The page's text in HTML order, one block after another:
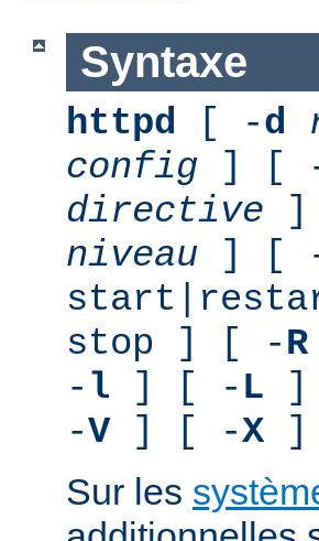
Syntaxe
httpd [ -d
config ] [
directive ]
niveau ] [
stop ] [ -R
- l ] [ - L ]
-V] [ -X]
Sur les